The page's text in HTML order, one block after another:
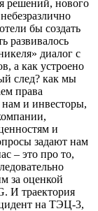
решений, нового
бы создать
развивалось
диалог с
а как устроено
след? как мы
права
и инвесторы,
и
задают нам
– это про то,
за оценкой
И траектория
на ТЭЦ-3,